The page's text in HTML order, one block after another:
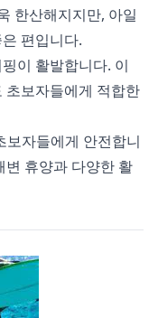
한산해지지만, 아일
편입니다.
이 활발합니다. 이
초보자들에게 적합한
보자들에게 안전합니
변 휴양과 다양한 활